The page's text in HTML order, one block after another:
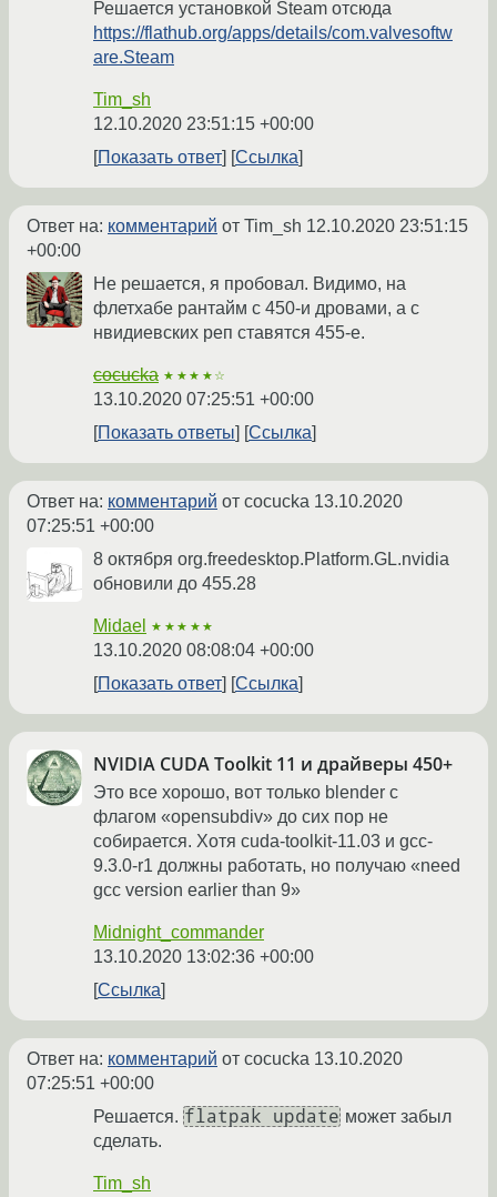
Решается установкой Steam отсюда
https://flathub.org/apps/details/com.valvesoftw
are.Steam
Tim_sh
12.10.2020 23:51:15 +00:00
Показать ответ
Ссылка
Ответ на: комментарий от Tim_sh 12.10.2020 23:51:15
+00:00
Не решается, я пробовал. Видимо, на
флетхабе рантайм с 450-и дровами, а с
нвидиевских реп ставятся 455-е.
cocucka ★★★★☆
13.10.2020 07:25:51 +00:00
Показать ответы
Ссылка
Ответ на: комментарий от cocucka 13.10.2020
07:25:51 +00:00
8 октября org.freedesktop.Platform.GL.nvidia
обновили до 455.28
Midael ★★★★★
13.10.2020 08:08:04 +00:00
Показать ответ
Ссылка
NVIDIA CUDA Toolkit 11 и драйверы 450+
Это все хорошо, вот только blender с
флагом «opensubdiv» до сих пор не
собирается. Хотя cuda-toolkit-11.03 и gcc-
9.3.0-r1 должны работать, но получаю «need
gcc version earlier than 9»
Midnight_commander
13.10.2020 13:02:36 +00:00
Ссылка
Ответ на: комментарий от cocucka 13.10.2020
07:25:51 +00:00
Решается. flatpak update может забыл
сделать.
Tim_sh